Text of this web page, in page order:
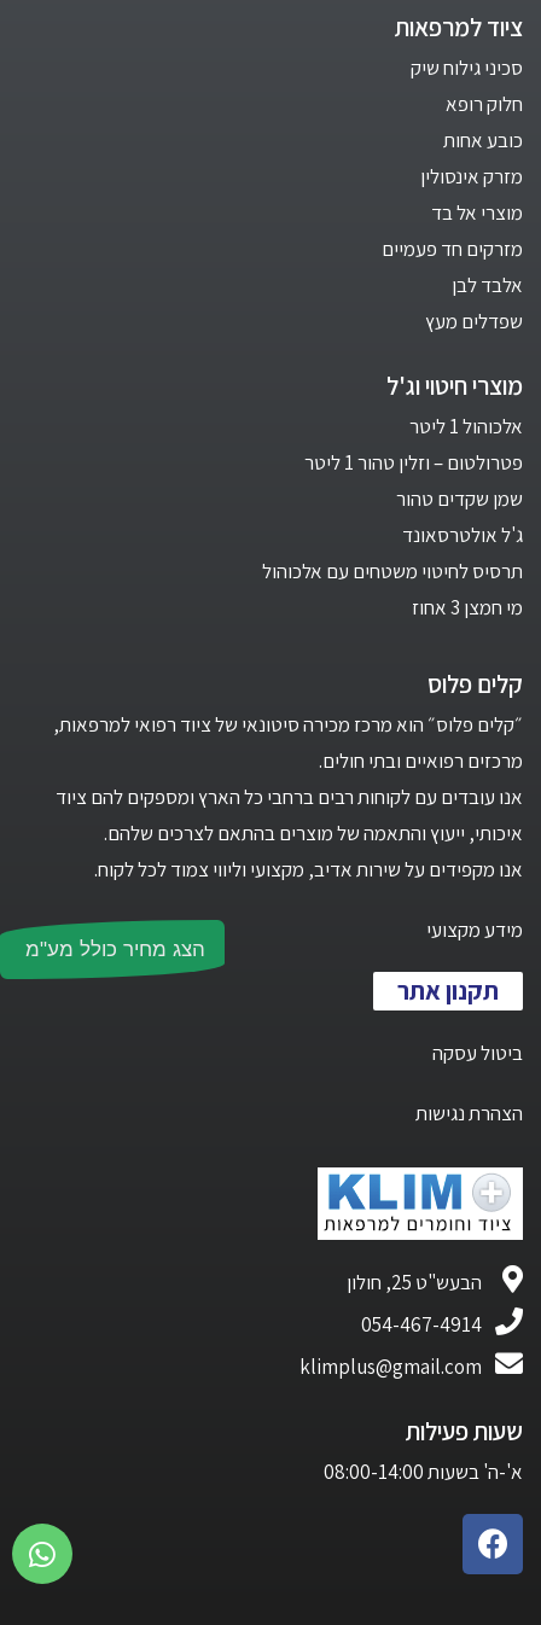
הצג מחיר כולל מע"מ
ציוד למרפאות
סכיני גילוח שיק
חלוק רופא
כובע אחות
מזרק אינסולין
מוצרי אל בד
מזרקים חד פעמיים
אלבד לבן
שפדלים מעץ
מוצרי חיטוי וג'ל
אלכוהול 1 ליטר
פטרולטום – וזלין טהור 1 ליטר
שמן שקדים טהור
ג'ל אולטרסאונד
תרסיס לחיטוי משטחים עם אלכוהול
מי חמצן 3 אחוז
קלים פלוס
״קלים פלוס״ הוא מרכז מכירה סיטונאי של ציוד רפואי למרפאות,
מרכזים רפואיים ובתי חולים.
אנו עובדים עם לקוחות רבים ברחבי כל הארץ ומספקים להם ציוד
איכותי, ייעוץ והתאמה של מוצרים בהתאם לצרכים שלהם.
אנו מקפידים על שירות אדיב, מקצועי וליווי צמוד לכל לקוח.
מידע מקצועי
תקנון אתר
ביטול עסקה
הצהרת נגישות
הבעש"ט 25, חולון
054-467-4914
klimplus@gmail.com
שעות פעילות
א'-ה' בשעות 08:00-14:00